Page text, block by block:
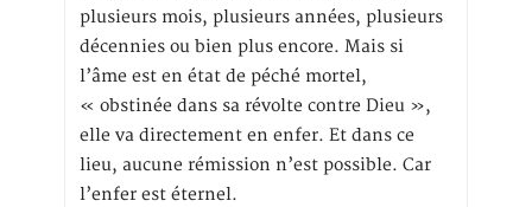
plusieurs mois, plusieurs années, plusieurs
décennies ou bien plus encore. Mais si
l’âme est en état de péché mortel,
« obstinée dans sa révolte contre Dieu »,
elle va directement en enfer. Et dans ce
lieu, aucune rémission n’est possible. Car
l’enfer est éternel.